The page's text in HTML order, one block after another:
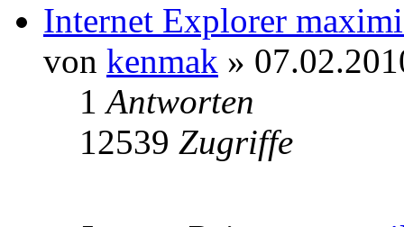
Internet Explorer
von kenmak »
1Antworten
12539 Zugriffe